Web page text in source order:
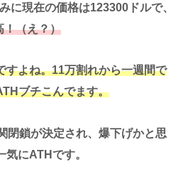
に現在の価格は123300ドルで、
！（え？）
すよね。11万割れから一週間で
ブチこんでます。
閉鎖が決定され、爆下げかと思
にATHです。